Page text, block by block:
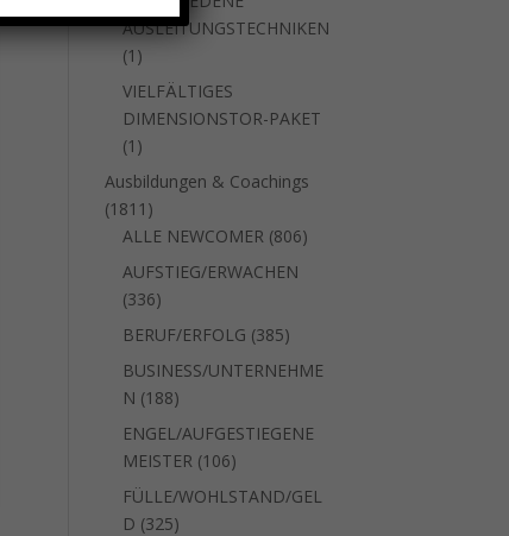
AUSLEITUNGSTECHNIKEN
1 1
Produkt
VIELFÄLTIGES
DIMENSIONSTOR-PAKET
1 1
Produkt
Ausbildungen & Coachings
1811 1811
Produkte
ALLE NEWCOMER 806806
AUFSTIEG/ERWACHEN
336336
Produkte
BERUF/ERFOLG 385385
Produkte
BUSINESS/UNTERNEHME
N 188188
Produkte
ENGEL/AUFGESTIEGENE
MEISTER 106106
Produkte
FÜLLE/WOHLSTAND/GEL
D 325325